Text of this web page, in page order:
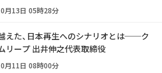
月13日 05時28分
えた、日本再生へのシナリオとは──ク
リープ 出井伸之代表取締役
月11日 08時00分